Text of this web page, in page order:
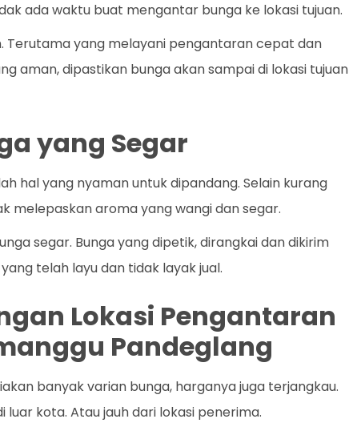
ada waktu buat mengantar bunga ke lokasi tujuan.
Terutama yang melayani pengantaran cepat dan
aman, dipastikan bunga akan sampai di lokasi tujuan
yang Segar
hal yang nyaman untuk dipandang. Selain kurang
melepaskan aroma yang wangi dan segar.
segar. Bunga yang dipetik, dirangkai dan dikirim
telah layu dan tidak layak jual.
Lokasi Pengantaran
Pandeglang
banyak varian bunga, harganya juga terjangkau.
luar kota. Atau jauh dari lokasi penerima.